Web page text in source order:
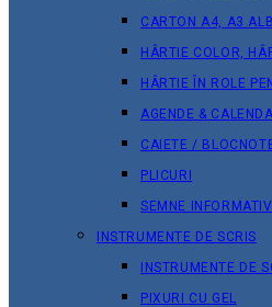
CARTON A4, A3
HÂRTIE COLOR,
HÂRTIE ÎN ROLE
AGENDE &
CAIETE /
PLICURI
SEMNE
INSTRUMENTE DE SCRIS
INSTRUMENTE DE
PIXURI CU GEL